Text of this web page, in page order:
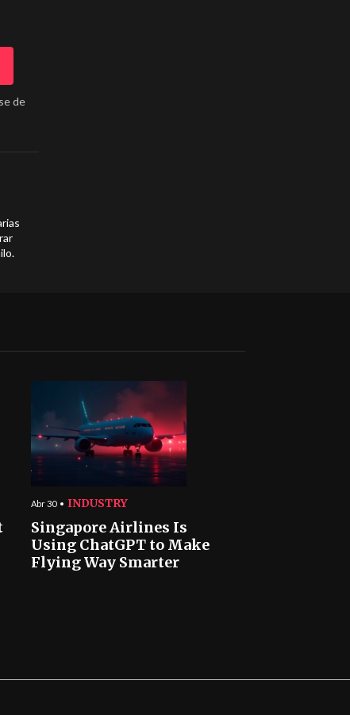
de
Abr 30 INDUSTRY
Singapore Airlines Is
Using ChatGPT to Make
Flying Way Smarter